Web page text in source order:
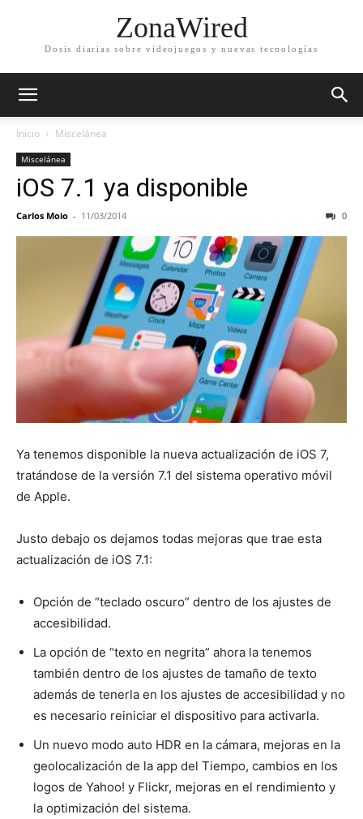
ZonaWired
Dosis diarias sobre videojuegos y nuevas tecnologías
Inicio Miscelánea
Miscelánea
iOS 7.1 ya disponible
Carlos Moio - 11/03/2014 0
Ya tenemos disponible la nueva actualización de iOS 7,
tratándose de la versión 7.1 del sistema operativo móvil
de Apple.
Justo debajo os dejamos todas mejoras que trae esta
actualización de iOS 7.1:
Opción de “teclado oscuro” dentro de los ajustes de
accesibilidad.
La opción de “texto en negrita” ahora la tenemos
también dentro de los ajustes de tamaño de texto
además de tenerla en los ajustes de accesibilidad y no
es necesario reiniciar el dispositivo para activarla.
Un nuevo modo auto HDR en la cámara, mejoras en la
geolocalización de la app del Tiempo, cambios en los
logos de Yahoo! y Flickr, mejoras en el rendimiento y
la optimización del sistema.